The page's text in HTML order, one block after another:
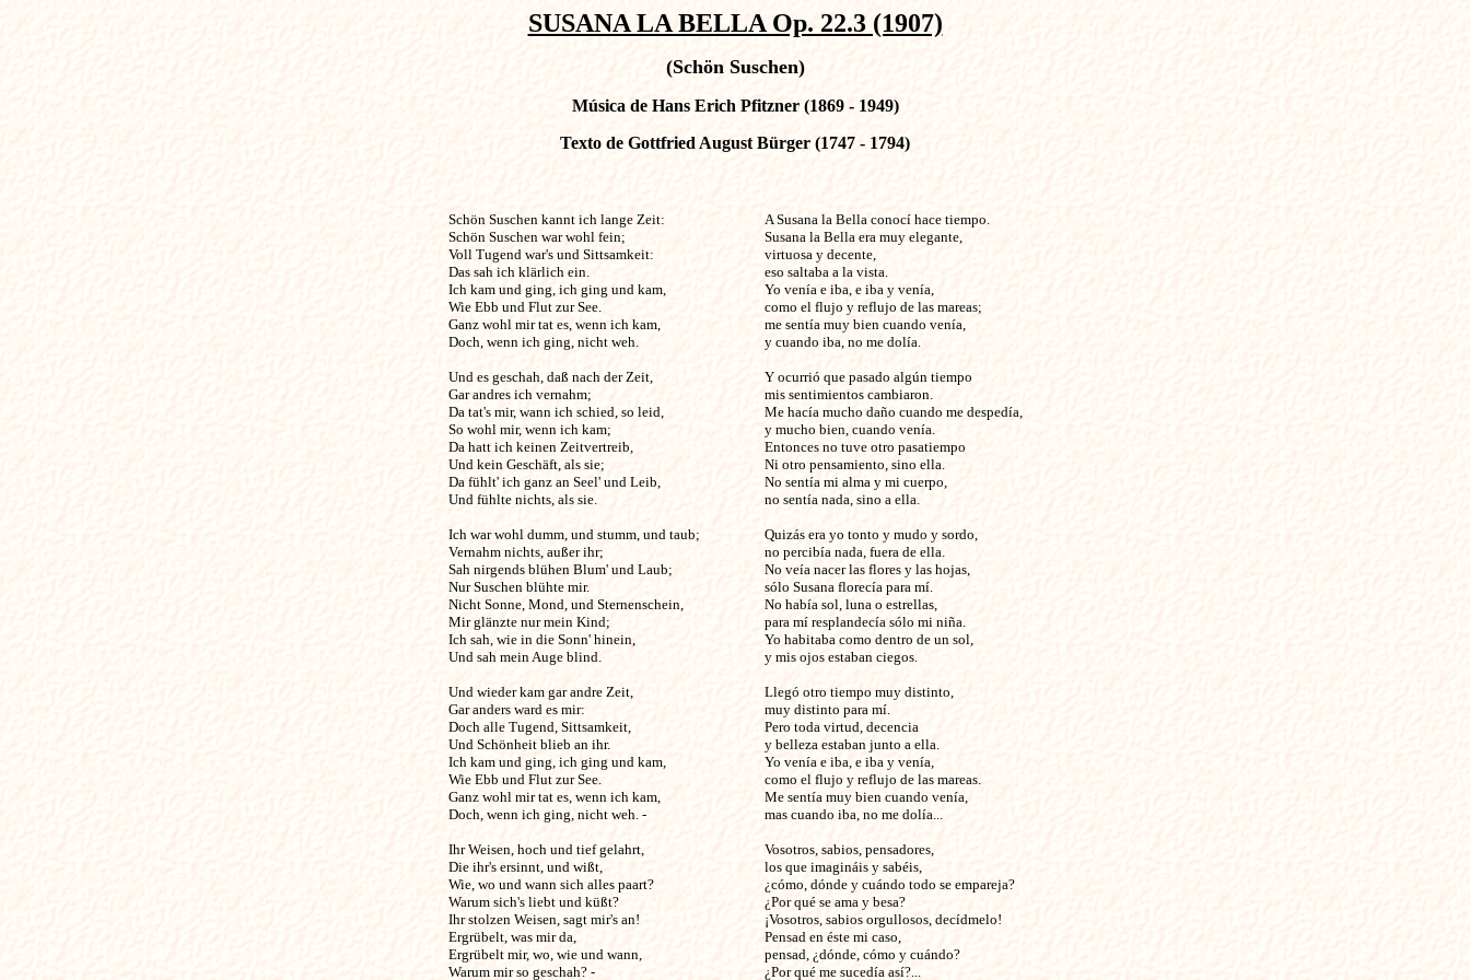
SUSANA LA BELLA Op. 22.3 (1907)
(Schön Suschen)
Música de Hans Erich Pfitzner (1869 - 1949)
Texto de Gottfried August Bürger (1747 - 1794)
Schön Suschen kannt ich lange Zeit:
Schön Suschen war wohl fein;
Voll Tugend war's und Sittsamkeit:
Das sah ich klärlich ein.
Ich kam und ging, ich ging und kam,
Wie Ebb und Flut zur See.
Ganz wohl mir tat es, wenn ich kam,
Doch, wenn ich ging, nicht weh.
Und es geschah, daß nach der Zeit,
Gar andres ich vernahm;
Da tat's mir, wann ich schied, so leid,
So wohl mir, wenn ich kam;
Da hatt ich keinen Zeitvertreib,
Und kein Geschäft, als sie;
Da fühlt' ich ganz an Seel' und Leib,
Und fühlte nichts, als sie.
Ich war wohl dumm, und stumm, und taub;
Vernahm nichts, außer ihr;
Sah nirgends blühen Blum' und Laub;
Nur Suschen blühte mir.
Nicht Sonne, Mond, und Sternenschein,
Mir glänzte nur mein Kind;
Ich sah, wie in die Sonn' hinein,
Und sah mein Auge blind.
Und wieder kam gar andre Zeit,
Gar anders ward es mir:
Doch alle Tugend, Sittsamkeit,
Und Schönheit blieb an ihr.
Ich kam und ging, ich ging und kam,
Wie Ebb und Flut zur See.
Ganz wohl mir tat es, wenn ich kam,
Doch, wenn ich ging, nicht weh. -
Ihr Weisen, hoch und tief gelahrt,
Die ihr's ersinnt, und wißt,
Wie, wo und wann sich alles paart?
Warum sich's liebt und küßt?
Ihr stolzen Weisen, sagt mir's an!
Ergrübelt, was mir da,
Ergrübelt mir, wo, wie und wann,
Warum mir so geschah? -
A Susana la Bella conocí hace tiempo.
Susana la Bella era muy elegante,
virtuosa y decente,
eso saltaba a la vista.
Yo venía e iba, e iba y venía,
como el flujo y reflujo de las mareas;
me sentía muy bien cuando venía,
y cuando iba, no me dolía.
Y ocurrió que pasado algún tiempo
mis sentimientos cambiaron.
Me hacía mucho daño cuando me despedía,
y mucho bien, cuando venía.
Entonces no tuve otro pasatiempo
Ni otro pensamiento, sino ella.
No sentía mi alma y mi cuerpo,
no sentía nada, sino a ella.
Quizás era yo tonto y mudo y sordo,
no percibía nada, fuera de ella.
No veía nacer las flores y las hojas,
sólo Susana florecía para mí.
No había sol, luna o estrellas,
para mí resplandecía sólo mi niña.
Yo habitaba como dentro de un sol,
y mis ojos estaban ciegos.
Llegó otro tiempo muy distinto,
muy distinto para mí.
Pero toda virtud, decencia
y belleza estaban junto a ella.
Yo venía e iba, e iba y venía,
como el flujo y reflujo de las mareas.
Me sentía muy bien cuando venía,
mas cuando iba, no me dolía...
Vosotros, sabios, pensadores,
los que imagináis y sabéis,
¿cómo, dónde y cuándo todo se empareja?
¿Por qué se ama y besa?
¡Vosotros, sabios orgullosos, decídmelo!
Pensad en éste mi caso,
pensad, ¿dónde, cómo y cuándo?
¿Por qué me sucedía así?...